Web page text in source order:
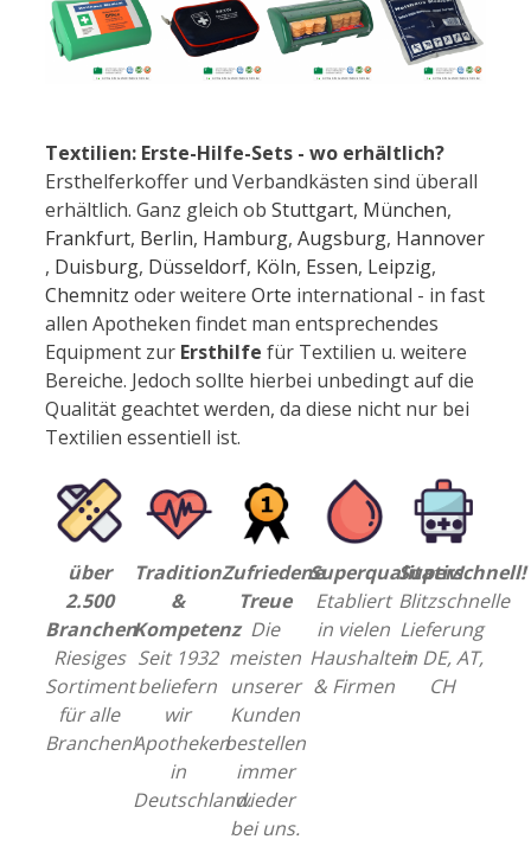
Textilien: Erste-Hilfe-Sets - wo erhältlich?
Ersthelferkoffer und Verbandkästen sind überall
erhältlich. Ganz gleich ob Stuttgart, München,
Frankfurt, Berlin, Hamburg, Augsburg, Hannover
, Duisburg, Düsseldorf, Köln, Essen, Leipzig,
Chemnitz oder weitere Orte international - in fast
allen Apotheken findet man entsprechendes
Equipment zur Ersthilfe für Textilien u. weitere
Bereiche. Jedoch sollte hierbei unbedingt auf die
Qualität geachtet werden, da diese nicht nur bei
Textilien essentiell ist.
über
2.500
Branchen
Riesiges
Sortiment
für alle
Branchen!
Tradition
&
Kompetenz
Seit 1932
beliefern
wir
Apotheken
in
Deutschland.
Zufriedene
Treue
Die
meisten
unserer
Kunden
bestellen
immer
wieder
bei uns.
Superqualitativ!
Etabliert
in vielen
Haushalten
& Firmen
Superschnell!
Blitzschnelle
Lieferung
in DE, AT,
CH